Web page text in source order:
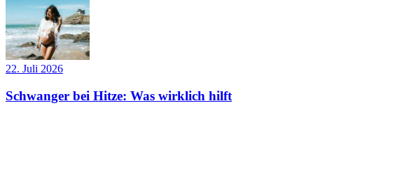
22. Juli 2026
Schwanger bei Hitze: Was wirklich hilft